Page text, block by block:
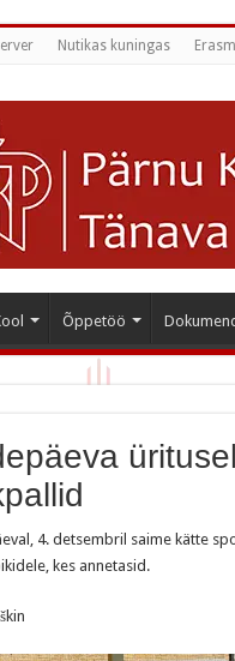
Nutikas kuningas
Õppetöö
4. detsembril saime kätte
kes annetasid.